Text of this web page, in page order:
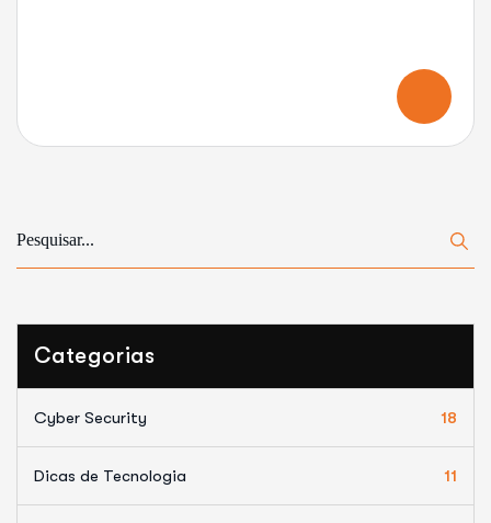
Categorias
Cyber Security 18
Dicas de Tecnologia 11